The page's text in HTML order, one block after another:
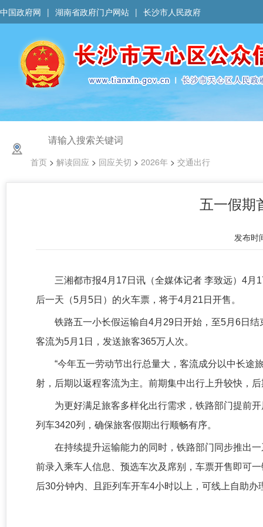
中国政府网 | 湖南省政府门户网站 | 长沙市人民政府
首页 > 解读回应 > 回应关切 > 2026年 > 交通出行
五一假期
发布时
三湘都市报4月17日讯（全媒体记者 李致远）4
后一天（5月5日）的火车票，将于4月21日开售。
铁路五一小长假运输自4月29日开始，至5月6日
客流为5月1日，发送旅客365万人次。
“今年五一劳动节出行总量大，客流成分以中长途
射，后期以返程客流为主。前期集中出行上升较快，
为更好满足旅客多样化出行需求，铁路部门提前
列车3420列，确保旅客假期出行顺畅有序。
在持续提升运输能力的同时，铁路部门同步推出
前录入乘车人信息、预选车次及席别，车票开售即可
后30分钟内、且距列车开车4小时以上，可线上自助